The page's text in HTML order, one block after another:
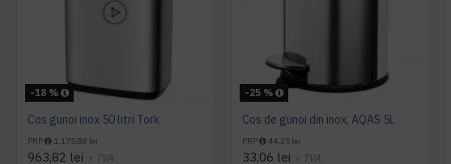
-18 %
Cos gunoi inox 50 litri Tork
PRP 1.175,88 lei
963,82 lei + TVA
-25 %
Cos de gunoi din inox, AQAS 5L
PRP 44,25 lei
33,06 lei + TVA